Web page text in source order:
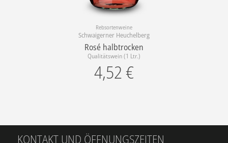
Rebsortenweine
Schwaigerner Heuchelberg
Rosé halbtrocken
Qualitätswein (1 Ltr.)
4,52 €
KONTAKT UND ÖFFNUNGSZEITEN